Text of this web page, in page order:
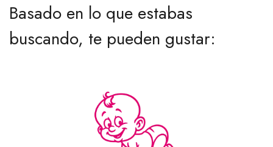
Basado en lo que estabas
buscando, te pueden gustar: